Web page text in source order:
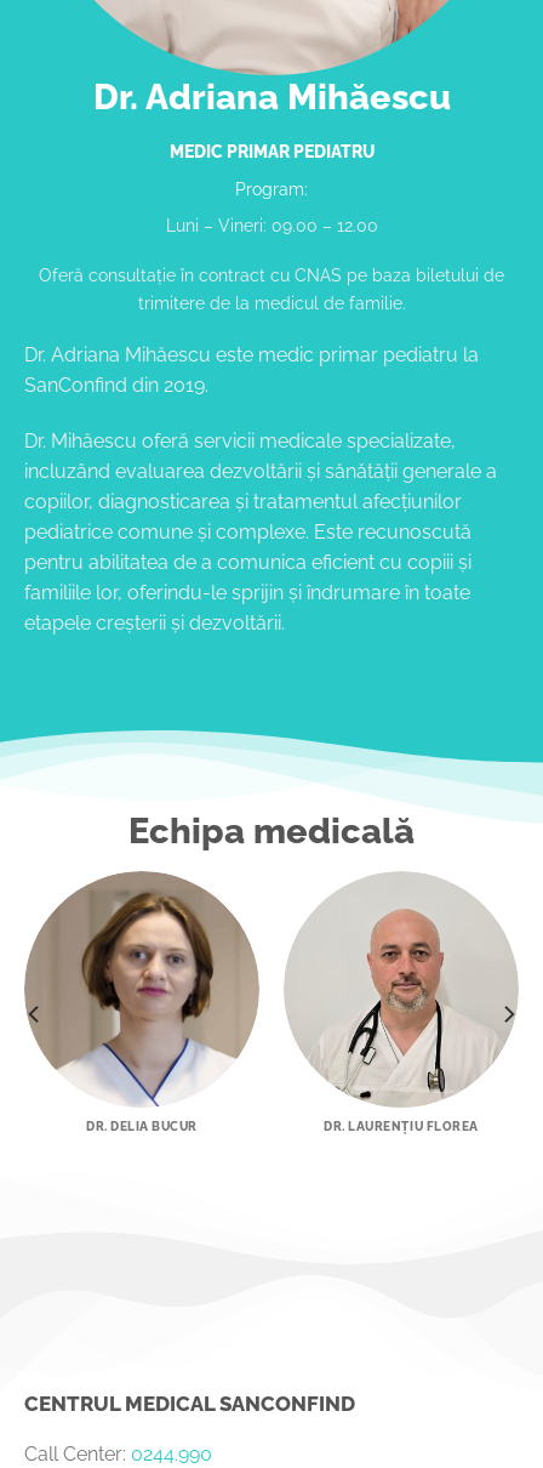
Dr. Adriana Mihăescu
MEDIC PRIMAR PEDIATRU
Program:
Luni – Vineri: 09.00 – 12.00
Oferă consultație în contract cu CNAS pe baza biletului de
trimitere de la medicul de familie.
Dr. Adriana Mihăescu este medic primar pediatru la
SanConfind din 2019.
Dr. Mihăescu oferă servicii medicale specializate,
incluzând evaluarea dezvoltării și sănătății generale a
copiilor, diagnosticarea și tratamentul afecțiunilor
pediatrice comune și complexe. Este recunoscută
pentru abilitatea de a comunica eficient cu copiii și
familiile lor, oferindu-le sprijin și îndrumare în toate
etapele creșterii și dezvoltării.
Echipa medicală
DR. DELIA BUCUR DR. LAURENȚIU FLOREA
CENTRUL MEDICAL SANCONFIND
Call Center: 0244.990